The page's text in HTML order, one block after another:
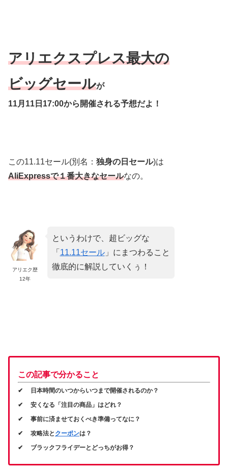
アリエクスプレス最大の
ビッグセールが
11月11日17:00から開催される予想だよ！
この11.11セール(別名： 独身の日セール)は
AliExpressで１番大きなセールなの。
アリエク歴
12年
というわけで、超ビッグな
「 11.11セール」にまつわること
徹底的に解説していくぅ！
この記事で分かること
✔ 日本時間のいつからいつまで開催されるのか？
✔ 安くなる「注目の商品」はどれ？
✔ 事前に済ませておくべき準備ってなに？
✔ 攻略法と クーポンは？
✔ ブラックフライデーとどっちがお得？